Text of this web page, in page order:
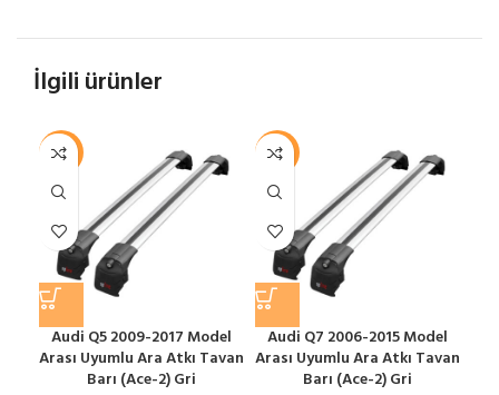
İlgili ürünler
-12%
Audi Q5 2009-2017 Model
Arası Uyumlu Ara Atkı Tavan
Barı (Ace-2) Gri
-12%
Audi Q7 2006-2015 Model
Arası Uyumlu Ara Atkı Tavan
Barı (Ace-2) Gri